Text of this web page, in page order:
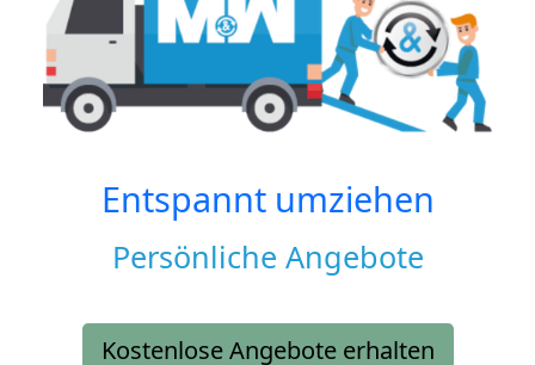
Entspannt umziehen
Persönliche Angebote
Kostenlose Angebote erhalten